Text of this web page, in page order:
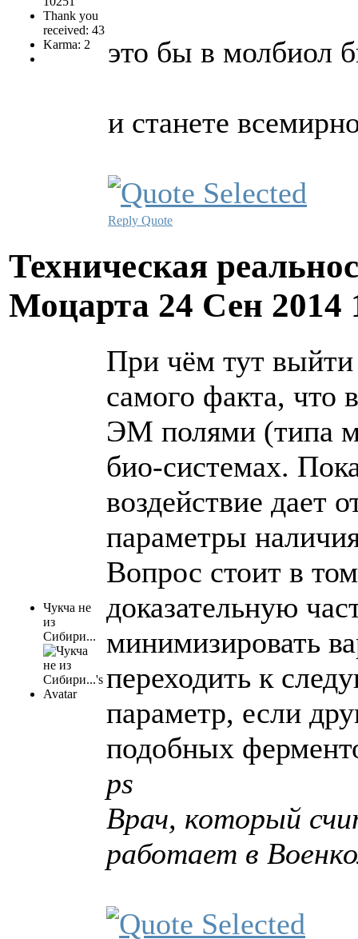
Thank you
received: 43
Karma: 2
это бы в молбиол
и станете
Reply Quote
Техническая
Моцарта 24 Сен 2014
Чукча не
из
Сибири...
При чём тут
самого факта, что
ЭМ полями (типа
био-системах.
воздействие дает
параметры
Вопрос стоит в
доказательную
минимизировать
переходить к
параметр, если
подобных
ps
Врач, который
работает в